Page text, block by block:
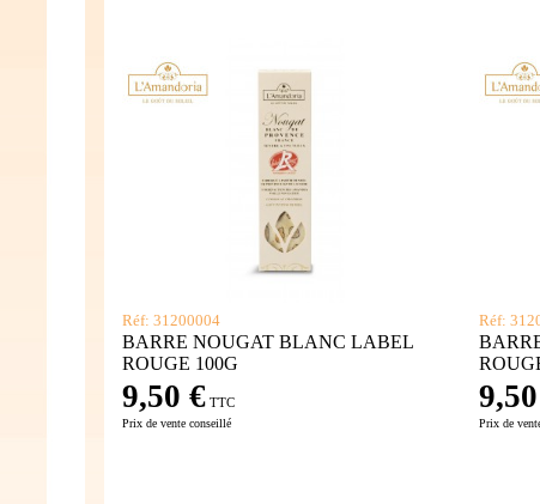
Réf: 31200004
BARRE NOUGAT BLANC LABEL
ROUGE 100G
9,50 € TTC
Prix de vente conseillé
Réf:
Prix de